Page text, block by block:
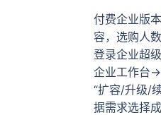
付费企业版
容，选购人
登录企业超
企业工作台
“扩容/升级/
据需求选择